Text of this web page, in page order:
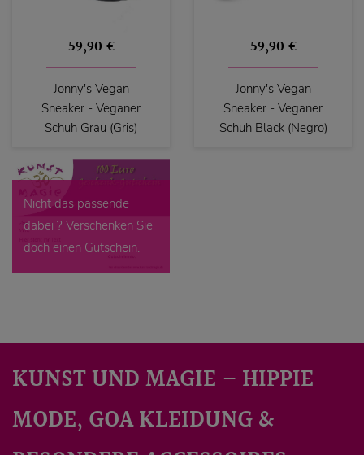
59,90 €
Jonny's Vegan
Sneaker - Veganer
Schuh Grau (Gris)
59,90 €
Jonny's Vegan
Sneaker - Veganer
Schuh Black (Negro)
Nicht das passende
dabei ? Verschenken Sie
doch einen Gutschein.
KUNST UND MAGIE – HIPPIE
MODE, GOA KLEIDUNG &